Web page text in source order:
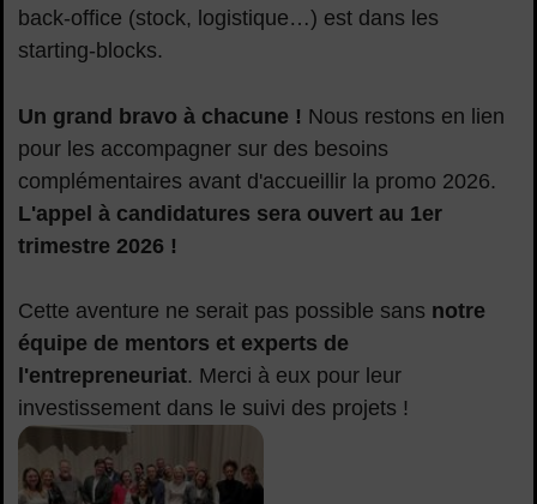
back-office (stock, logistique…) est dans les
starting-blocks.
Pitch-Crea-courbevoie-2025
Un grand bravo à chacune ! Nous restons en lien
pour les accompagner sur des besoins
complémentaires avant d'accueillir la promo 2026.
L'appel à candidatures sera ouvert au 1er
trimestre 2026 !
Cette aventure ne serait pas possible sans notre
équipe de mentors et experts de
l'entrepreneuriat. Merci à eux pour leur
investissement dans le suivi des projets !